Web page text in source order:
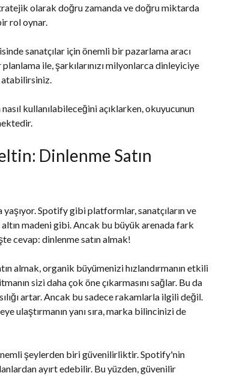
olarak doğru zamanda ve doğru miktarda
rol oynar.
sanatçılar için önemli bir pazarlama aracı
ile, şarkılarınızı milyonlarca dinleyiciye
atabilirsiniz.
kullanılabileceğini açıklarken, okuyucunun
Dinlenme Satın
Spotify gibi platformlar, sanatçıların ve
madeni gibi. Ancak bu büyük arenada fark
cevap: dinlenme satın almak!
almak, organik büyümenizi hızlandırmanın etkili
sizi daha çok öne çıkarmasını sağlar. Bu da
artar. Ancak bu sadece rakamlarla ilgili değil.
ulaştırmanın yanı sıra, marka bilincinizi de
şeylerden biri güvenilirliktir. Spotify'nin
ayırt edebilir. Bu yüzden, güvenilir